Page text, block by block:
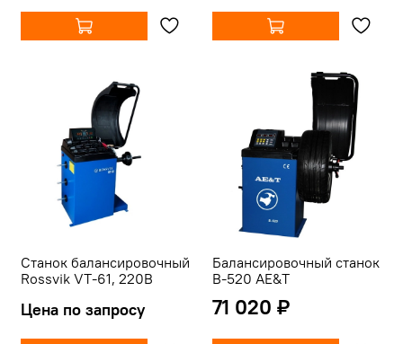
Станок балансировочный
Rossvik VT-61, 220В
Цена по запросу
Балансировочный станок
B-520 AE&T
71 020 ₽